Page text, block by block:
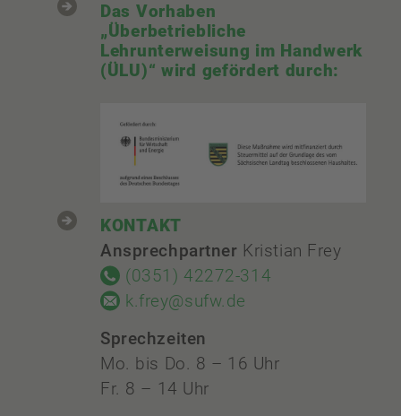
Das Vorhaben
„Überbetriebliche
Lehrunterweisung im Handwerk
(ÜLU)“ wird gefördert durch:
KONTAKT
Ansprechpartner Kristian Frey
(0351) 42272-314
k.frey@sufw.de
Sprechzeiten
Mo. bis Do. 8 – 16 Uhr
Fr. 8 – 14 Uhr